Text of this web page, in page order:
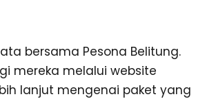
bersama Pesona Belitung.
mereka melalui website
lanjut mengenai paket yang